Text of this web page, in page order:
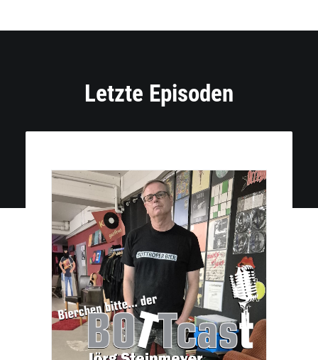
Letzte Episoden